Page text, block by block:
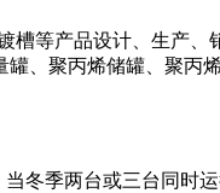
等产品设计、生产
、聚丙烯储罐、聚
冬季两台或三台同时